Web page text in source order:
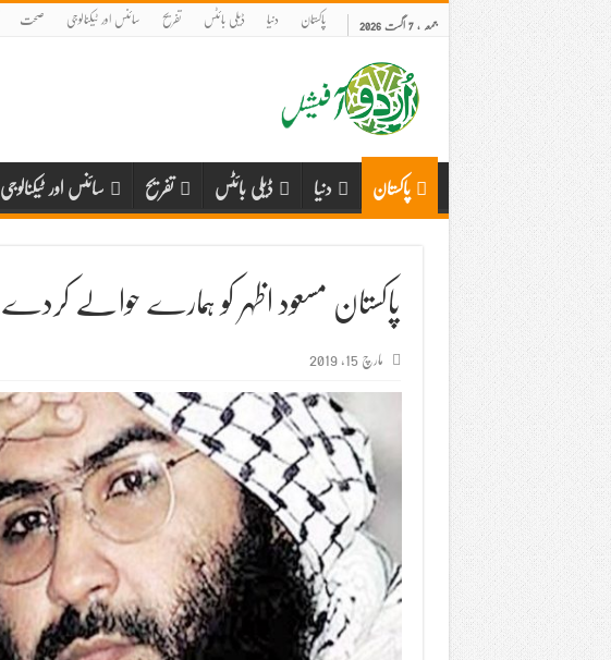
جمعہ , 7 اگست 2026 پاکستان دنیا ڈیلی بائٹس تفریح سائنس اور ٹیکنالوجی صحت
پاکستان دنیا ڈیلی بائٹس تفریح سائنس اور ٹیکنالوجی
پاکستان مسعود اظہر کو ہمارے حوالے کردے
مارچ 15, 2019